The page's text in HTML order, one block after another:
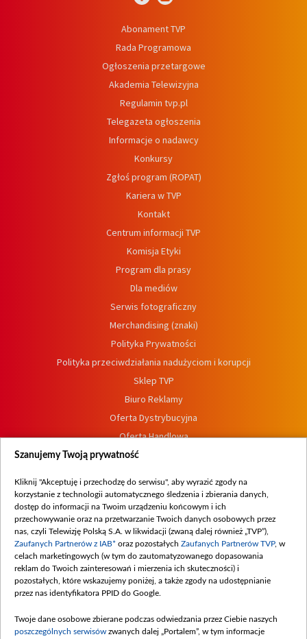
Abonament TVP
Rada Programowa
Ogłoszenia przetargowe
Akademia Telewizyjna
Regulamin tvp.pl
Telegazeta ogłoszenia
Informacje o nadawcy
Konkursy
Zgłoś program (ROPAT)
Kariera w TVP
Kontakt
Centrum informacji TVP
Komisja Etyki
Program dla prasy
Dla mediów
Serwis fotograficzny
Merchandising (znaki)
Polityka Prywatności
Polityka przeciwdziałania nadużyciom i korupcji
Sklep TVP
Biuro Reklamy
Oferta Dystrybucyjna
Oferta Handlowa
Dostępność
Procedura zgłoszeń wewnętrznych
Szanujemy Twoją prywatność
Kliknij "Akceptuję i przechodzę do serwisu", aby wyrazić zgody na
korzystanie z technologii automatycznego śledzenia i zbierania danych,
dostęp do informacji na Twoim urządzeniu końcowym i ich
przechowywanie oraz na przetwarzanie Twoich danych osobowych przez
nas, czyli Telewizję Polską S.A. w likwidacji (zwaną dalej również „TVP”),
Zaufanych Partnerów z IAB* oraz pozostałych Zaufanych Partnerów TVP, w
celach marketingowych (w tym do zautomatyzowanego dopasowania
reklam do Twoich zainteresowań i mierzenia ich skuteczności) i
pozostałych, które wskazujemy poniżej, a także zgody na udostępnianie
przez nas identyfikatora PPID do Google.
Twoje dane osobowe zbierane podczas odwiedzania przez Ciebie naszych
poszczególnych serwisów zwanych dalej „Portalem”, w tym informacje